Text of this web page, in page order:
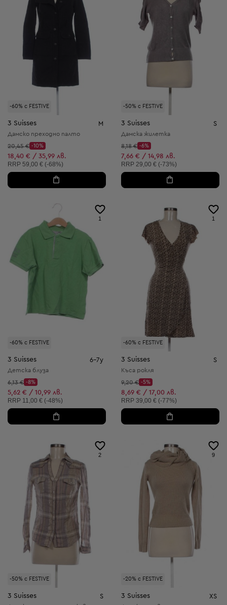
-60% с FESTIVE
3 Suisses M
Дамско преходно палто
Начална цена:
20,45 €
Discount Price:
-10%
Намалена цена:
18,40 € / 35,99 лв.
Препоръчителна цена:
RRP 59,00 € (-68%)
-50% с FESTIVE
3 Suisses S
Дамска жилетка
Начална цена:
8,18 €
Discount Price:
-6%
Намалена цена:
7,66 € / 14,98 лв.
Препоръчителна цена:
RRP 29,00 € (-73%)
-60% с FESTIVE
1
3 Suisses 6-7y
Детска блуза
Начална цена:
6,13 €
Discount Price:
-8%
Намалена цена:
5,62 € / 10,99 лв.
Препоръчителна цена:
RRP 11,00 € (-48%)
-60% с FESTIVE
1
3 Suisses S
Къса рокля
Начална цена:
9,20 €
Discount Price:
-5%
Намалена цена:
8,69 € / 17,00 лв.
Препоръчителна цена:
RRP 39,00 € (-77%)
-50% с FESTIVE
2
3 Suisses S
-20% с FESTIVE
9
3 Suisses XS